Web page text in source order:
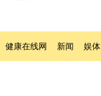
健康在线网 新闻 娱体